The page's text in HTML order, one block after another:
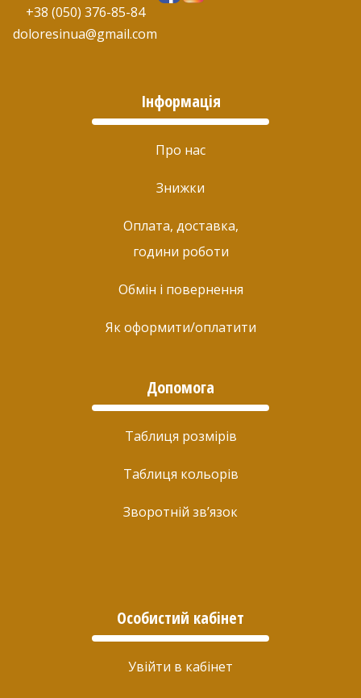
+38 (050) 376-85-84
doloresinua@gmail.com
Інформація
Про нас
Знижки
Оплата, доставка,
години роботи
Обмін і повернення
Як оформити/оплатити
Допомога
Таблиця розмірів
Таблиця кольорів
Зворотній зв’язок
Особистий кабінет
Увійти в кабінет